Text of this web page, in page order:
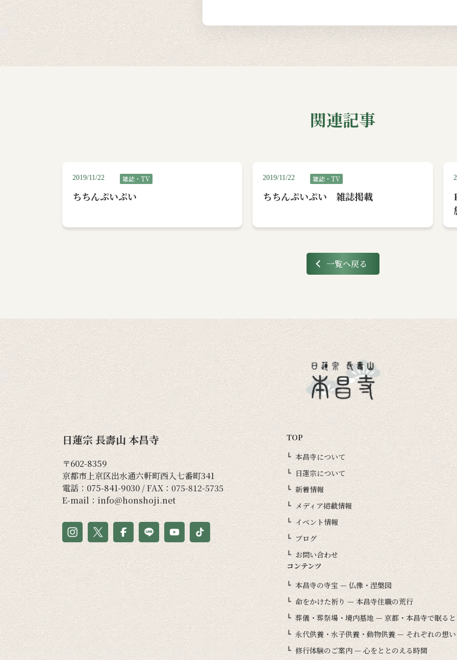
関連記事
2019/11/22 雑誌・TV
ちちんぷいぷい
2019/11/22 雑誌・TV
ちちんぷいぷい 雑誌掲載
一覧へ戻る
日蓮宗 長壽山 本昌寺
〒602-8359
京都市上京区出水通六軒町西入七番町341
電話： 075-841-9030/ FAX：075-812-5735
E-mail： info@honshoji.net
TOP
本昌寺について
日蓮宗について
新着情報
メディア掲載情報
イベント情報
ブログ
お問い合わせ
コンテンツ
本昌寺の寺宝 — 仏像・涅槃図
命をかけた祈り — 本昌寺住職の荒行
葬儀・葬祭場・境内墓地 — 京都・本昌寺で眠る
永代供養・水子供養・動物供養 — それぞれの想
修行体験のご案内 — 心をととのえる時間